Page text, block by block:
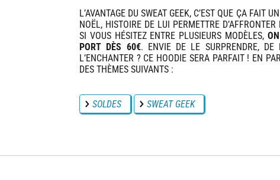
L’AVANTAGE DU SWEAT GEEK, C’EST QUE ÇA FAIT
NOËL, HISTOIRE DE LUI PERMETTRE D’AFFRONTER
SI VOUS HÉSITEZ ENTRE PLUSIEURS MODÈLES,
PORT DÈS 60€. ENVIE DE LE SURPRENDRE,
L’ENCHANTER ? CE HOODIE SERA PARFAIT ! EN
DES THÈMES SUIVANTS :
SOLDES SWEAT GEEK